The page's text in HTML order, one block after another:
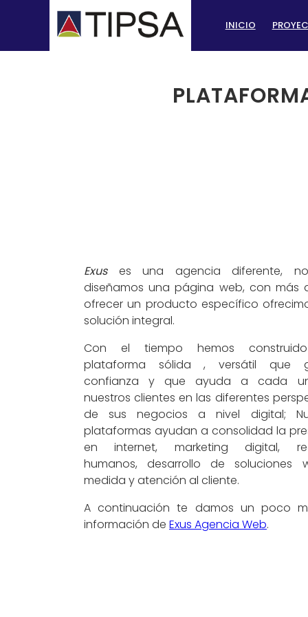
INICIO
Exuses una agencia diferente,
diseñamos una página web, con más
ofrecer un producto específico
solución integral.
Con el tiempo hemos
plataforma sólida , versátil que
confianza y que ayuda a cada
nuestros clientes en las diferentes
de sus negocios a nivel digital;
plataformas ayudan a consolidad la
en internet, marketing digital,
humanos, desarrollo de soluciones
medida y atención al cliente.
A continuación te damos un poco
información de Exus Agencia Web.